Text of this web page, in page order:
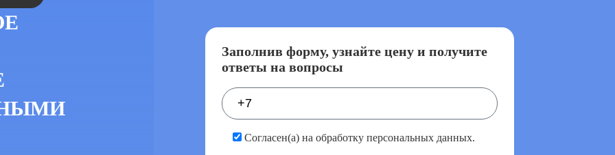
Заполнив форму, узнайте цену и получите
ответы на вопросы
Согласен(а) на обработку персональных данных.